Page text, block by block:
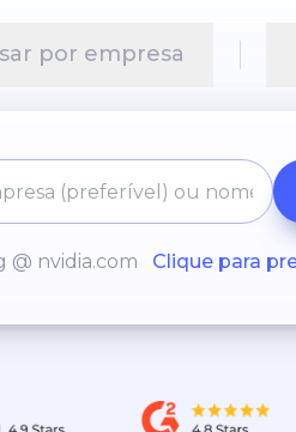
por empresa
@ nvidia.com Clique para